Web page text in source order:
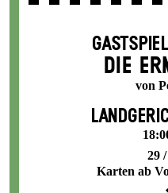
DIE
von
29
Karten ab